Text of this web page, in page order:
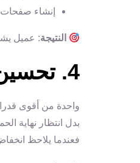
إنشاء
النتيجة: عميل
4. تحسين تجربة المستخدم اللحظية (Real-Time Optimization)
واحدة من أقوى
بدل انتظار نهاية
فعندما يلاحظ